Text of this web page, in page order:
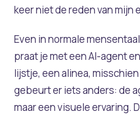
keer niet de reden van mijn
Even in normale
praat je met een AI-agent
lijstje, een alinea,
gebeurt er iets anders: de
maar een visuele ervaring.